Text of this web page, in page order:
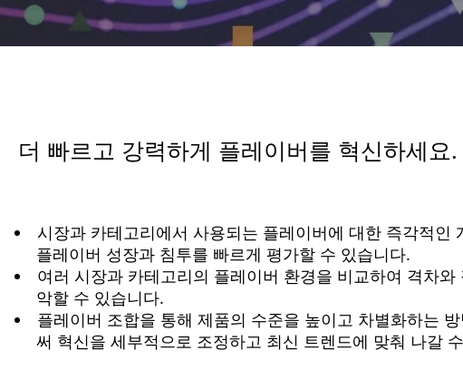
더 빠르고 강력하게 플레이버를 혁신하세요.
시장과 카테고리에서 사용되는 플레이버에 대한 즉각적인
플레이버 성장과 침투를 빠르게 평가할 수 있습니다.
여러 시장과 카테고리의 플레이버 환경을 비교하여 격차와
악할 수 있습니다.
플레이버 조합을 통해 제품의 수준을 높이고 차별화하는
써 혁신을 세부적으로 조정하고 최신 트렌드에 맞춰 나갈